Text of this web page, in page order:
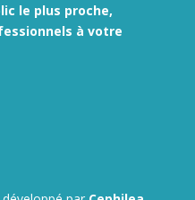
le plus proche,
à votre